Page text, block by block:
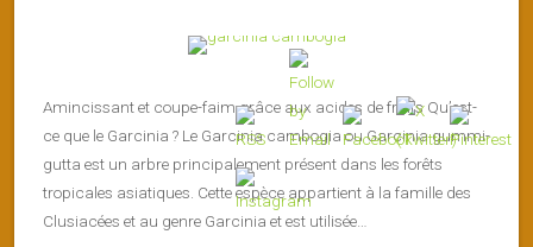
Amincissant et coupe-faim grâce aux acides de fruits Qu’est-
ce que le Garcinia ? Le Garcinia cambogia ou Garcinia gummi-
gutta est un arbre principalement présent dans les forêts
tropicales asiatiques. Cette espèce appartient à la famille des
Clusiacées et au genre Garcinia et est utilisée…